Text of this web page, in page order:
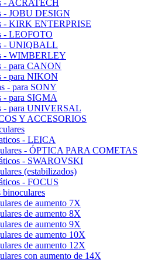
- ACRATECH
- JOBU DESIGN
- KIRK ENTERPRISE
- LEOFOTO
- UNIQBALL
- WIMBERLEY
- para CANON
- para NIKON
- para SONY
- para SIGMA
- para UNIVERSAL
Y ACCESORIOS
- LEICA
- ÓPTICA PARA COMETAS
- SWAROVSKI
(estabilizados)
- FOCUS
binoculares
de aumento 7X
de aumento 8X
de aumento 9X
de aumento 10X
de aumento 12X
con aumento de 14X